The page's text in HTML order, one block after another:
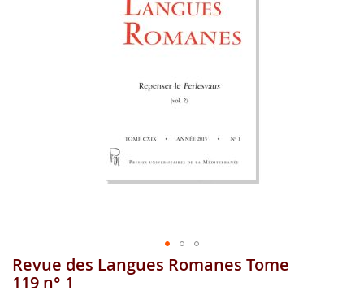
Aller
au
Revue des Langues Romanes Tome
119 n° 1